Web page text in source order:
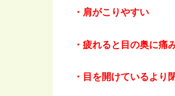
・肩がこりやすい
・疲れると目の奥に痛
・目を開けているより